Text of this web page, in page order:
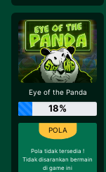
Eye of the Panda
18%
Pola tidak tersedia !
Tidak disarankan bermain
di game ini